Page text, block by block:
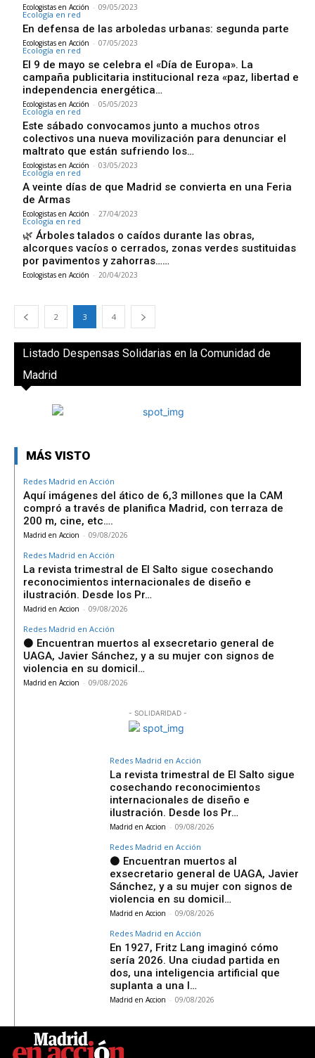
Ecologistas en Acción - 09/05/2023
Ecología en red
En defensa de las arboledas urbanas: segunda parte
Ecologistas en Acción - 07/05/2023
Ecología en red
El 9 de mayo se celebra el «Día de Europa». La
campaña publicitaria institucional reza «paz, libertad e
independencia energética…
Ecologistas en Acción - 05/05/2023
Ecología en red
Este sábado convocamos junto a muchos otros
colectivos una nueva movilización para denunciar el
maltrato que están sufriendo los…
Ecologistas en Acción - 03/05/2023
Ecología en red
A veinte días de que Madrid se convierta en una Feria
de Armas
Ecologistas en Acción - 27/04/2023
Ecología en red
🌿 Árboles talados o caídos durante las obras,
alcorques vacíos o cerrados, zonas verdes sustituidas
por pavimentos y zahorras……
Ecologistas en Acción - 20/04/2023
2 3 4
Listado Despensas Solidarias en la Comunidad de
Madrid
MÁS VISTO
Redes Madrid en Acción
Aquí imágenes del ático de 6,3 millones que la CAM
compró a través de planifica Madrid, con terraza de
200 m, cine, etc….
Madrid en Accion - 09/08/2026
Redes Madrid en Acción
La revista trimestral de El Salto sigue cosechando
reconocimientos internacionales de diseño e
ilustración. Desde los Pr…
Madrid en Accion - 09/08/2026
Redes Madrid en Acción
⚫ Encuentran muertos al exsecretario general de
UAGA, Javier Sánchez, y a su mujer con signos de
violencia en su domicil…
Madrid en Accion - 09/08/2026
- SOLIDARIDAD -
Redes Madrid en Acción
La revista trimestral de El Salto sigue
cosechando reconocimientos
internacionales de diseño e
ilustración. Desde los Pr…
Madrid en Accion - 09/08/2026
Redes Madrid en Acción
⚫ Encuentran muertos al
exsecretario general de UAGA, Javier
Sánchez, y a su mujer con signos de
violencia en su domicil…
Madrid en Accion - 09/08/2026
Redes Madrid en Acción
En 1927, Fritz Lang imaginó cómo
sería 2026. Una ciudad partida en
dos, una inteligencia artificial que
suplanta a una l…
Madrid en Accion - 09/08/2026